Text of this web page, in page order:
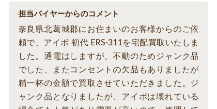
担当バイヤーからのコメント
奈良県北葛城郡にお住まいのお客様からのご依
頼で、アイボ 初代 ERS-311を宅配買取いたしま
した。通電はしますが、不動のためジャンク品
でした、またコンセントの欠品もありましたが
精一杯の金額で買取させていただきました。ジ
ャンク品となりましたが、アイボは壊れている